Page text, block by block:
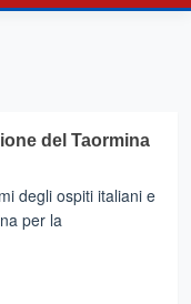
del Taormina
degli ospiti italiani e
per la